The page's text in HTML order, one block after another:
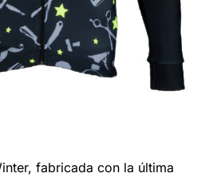
fabricada con la última